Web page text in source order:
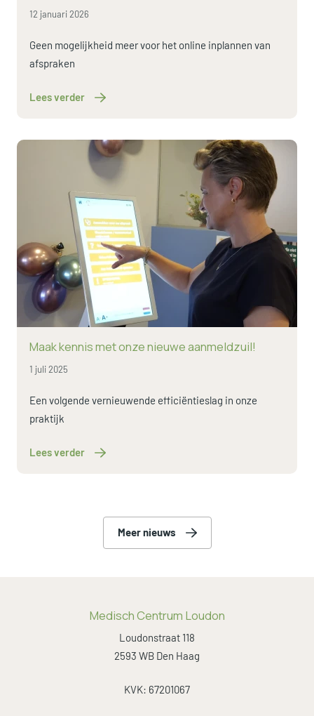
12 januari 2026
Geen mogelijkheid meer voor het online inplannen van
afspraken
Lees verder
Lees verder
Maak kennis met onze nieuwe aanmeldzuil!
1 juli 2025
Een volgende vernieuwende efficiëntieslag in onze
praktijk
Lees verder
Meer nieuws
Medisch Centrum Loudon
Loudonstraat 118
2593 WB Den Haag
KVK: 67201067